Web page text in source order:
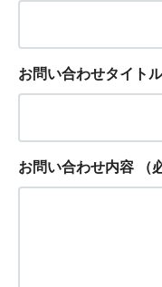
お問い合わせタイトル
お問い合わせ内容 （